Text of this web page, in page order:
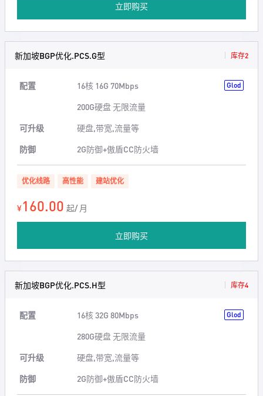
立即购买
新加坡BGP优化.PCS.G型 库存2
配置 16核 16G 70Mbps Glod
200G硬盘 无限流量
可升级
硬盘,带宽,流量等
防御
2G防御+傲盾CC防火墙
优化线路 高性能 建站优化
¥160.00 起/ 月
立即购买
新加坡BGP优化.PCS.H型 库存4
配置 16核 32G 80Mbps Glod
280G硬盘 无限流量
可升级
硬盘,带宽,流量等
防御
2G防御+傲盾CC防火墙